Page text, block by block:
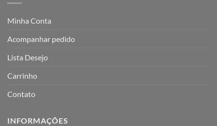
Minha Conta
Acompanhar pedido
Lista Desejo
Carrinho
Contato
INFORMAÇÕES